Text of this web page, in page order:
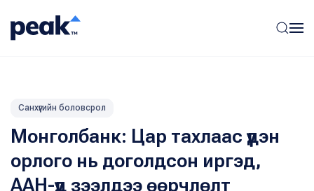
Санхүүгийн боловсрол
Монголбанк: Цар тахлаас үүдэн
орлого нь доголдсон иргэд,
ААН-үүд зээлдээ өөрчлөлт